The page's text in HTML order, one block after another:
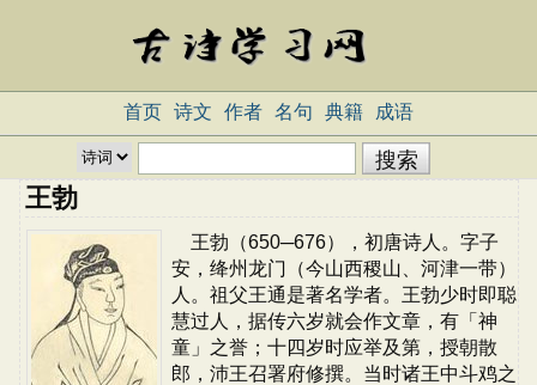
首页 诗文 作者 名句 典籍 成语
王勃
王勃（650─676），初唐诗人。字子
安，绛州龙门（今山西稷山、河津一带）
人。祖父王通是著名学者。王勃少时即聪
慧过人，据传六岁就会作文章，有「神
童」之誉；十四岁时应举及第，授朝散
郎，沛王召署府修撰。当时诸王中斗鸡之